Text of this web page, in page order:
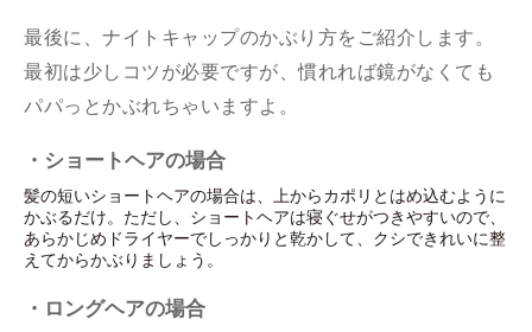
最後に、ナイトキャップのかぶり方をご紹介します。
最初は少しコツが必要ですが、慣れれば鏡がなくても
パパっとかぶれちゃいますよ。
・ショートヘアの場合
髪の短いショートヘアの場合は、上からカポリとはめ込むように
かぶるだけ。ただし、ショートヘアは寝ぐせがつきやすいので、
あらかじめドライヤーでしっかりと乾かして、クシできれいに整
えてからかぶりましょう。
・ロングヘアの場合